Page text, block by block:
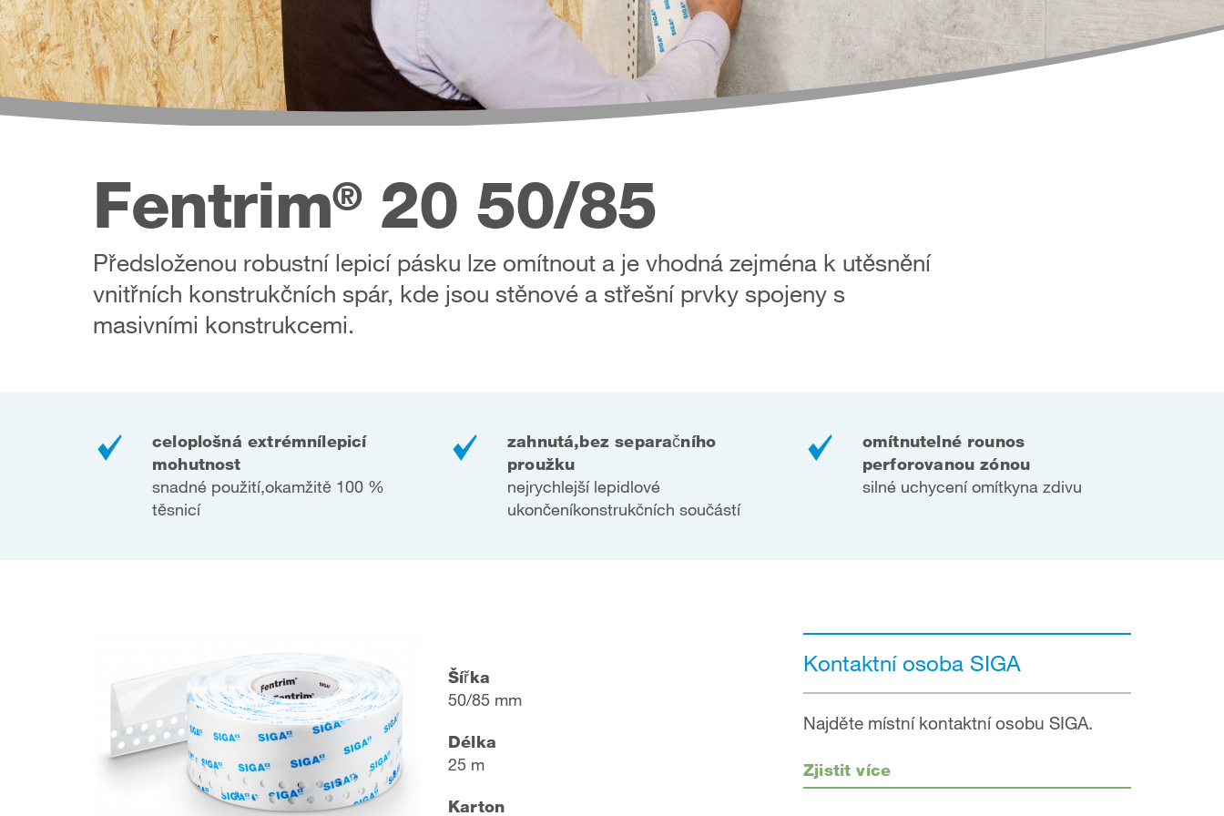
Fentrim®20 50/85
Předsloženou robustní lepicí pásku lze omítnout a je vhodná zejména k utěsnění
vnitřních konstrukčních spár, kde jsou stěnové a střešní prvky spojeny s
masivními konstrukcemi.
celoplošná extrémnílepicí
mohutnost
snadné použití,okamžitě 100 %
těsnicí
zahnutá,bez separačního
proužku
nejrychlejší lepidlové
ukončeníkonstrukčních součástí
omítnutelné rounos
perforovanou zónou
silné uchycení omítkyna zdivu
Šířka
50/85 mm
Délka
25 m
Karton
Kontaktní osoba SIGA
Najděte místní kontaktní osobu SIGA.
Zjistit více